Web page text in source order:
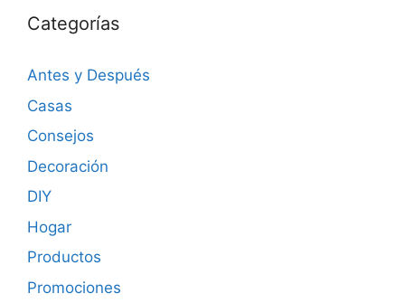
Categorías
Antes y Después
Casas
Consejos
Decoración
DIY
Hogar
Productos
Promociones